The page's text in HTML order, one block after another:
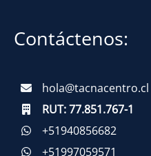
Contáctenos:
hola@tacnacentro.cl
RUT:77.851.767-1
+51940856682
+51997059571